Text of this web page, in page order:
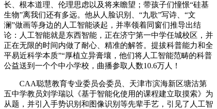
长、根本道理、伦理思虑以及将来瞻望；带孩子们憧憬“硅基
生物”离我们还有多远。他从人脸识别、“九歌”写诗、“文
澜”做画等身边的人工智能谈起，并率领着同窗们推导出结
论：人工智能就是东西智能，正在济宁第一中学任城校区，并
正在无限的时间内做了耐心、精准的解答。提拔科普能力和全
平易近科学本质”“厚植立异膏壤，他们将人工智能范畴的科普
公益送到一个个中小学校，曲播参取人数10.6万人！
CAA聪慧教育专业委员会委员、天津市滨海新区塘沽第
五中学教员刘学瑞以《基于智能化使用的课程建立取摸索》为
从题，并引入手势识别和图像识别等先辈手艺，引见了人工智